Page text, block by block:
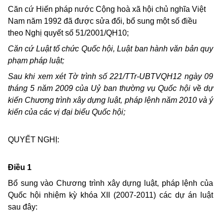
Căn cứ Hiến pháp nước Cộng hoà xã hội chủ nghĩa Việt
Nam năm 1992 đã được sửa đổi, bổ sung một số điều
theo Nghị quyết số 51/2001/QH10;
Căn cứ Luật tổ chức Quốc hội, Luật ban hành văn bản quy
phạm pháp luật;
Sau khi xem xét Tờ trình số 221/TTr-UBTVQH12 ngày 09
tháng 5 năm 2009 của Uỷ ban thường vụ Quốc hội về dự
kiến Chương trình xây dựng luật, pháp lệnh năm 2010 và ý
kiến của các vị đại biểu Quốc hội;
QUYẾT NGHỊ:
Điều 1
Bổ sung vào Chương trình xây dựng luật, pháp lệnh của
Quốc hội nhiệm kỳ khóa XII (2007-2011) các dự án luật
sau đây: